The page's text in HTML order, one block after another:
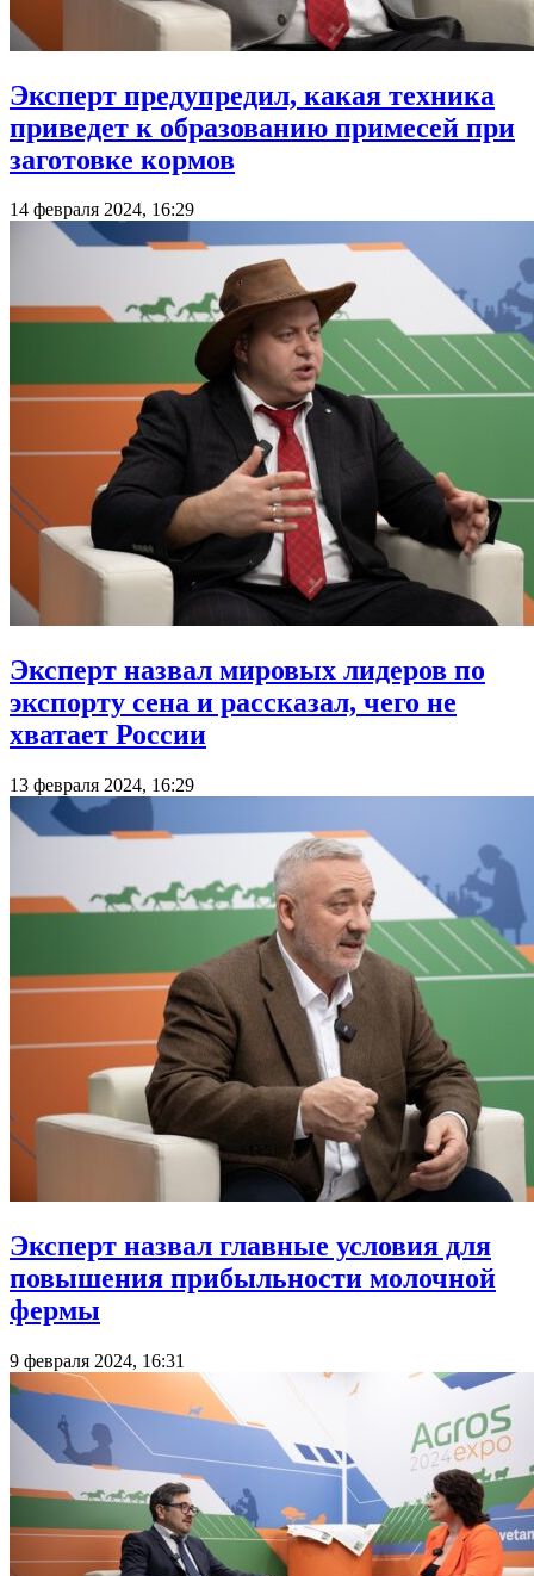
Эксперт предупредил, какая техника
приведет к образованию примесей при
заготовке кормов
14 февраля 2024, 16:29
Эксперт назвал мировых лидеров по
экспорту сена и рассказал, чего не
хватает России
13 февраля 2024, 16:29
Эксперт назвал главные условия для
повышения прибыльности молочной
фермы
9 февраля 2024, 16:31